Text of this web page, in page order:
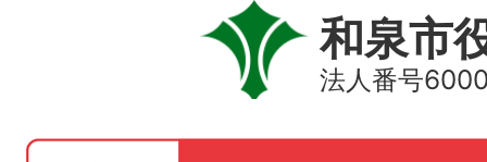
和泉市
法人番号